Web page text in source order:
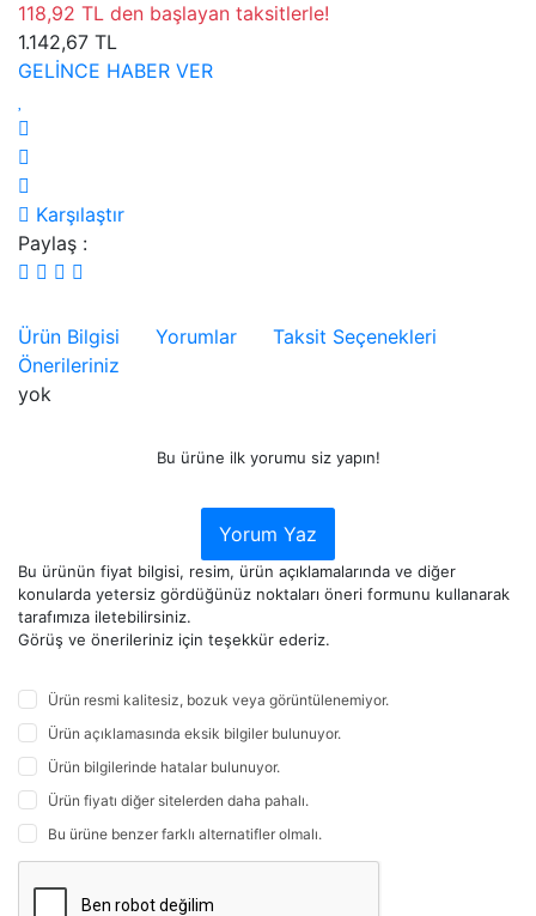
118,92 TL den başlayan taksitlerle!
1.142,67 TL
GELİNCE HABER VER
Karşılaştır
Paylaş :
Ürün Bilgisi Yorumlar
Taksit Seçenekleri
Önerileriniz
yok
Bu ürüne ilk yorumu siz yapın!
Yorum Yaz
Bu ürünün fiyat bilgisi, resim, ürün açıklamalarında ve diğer
konularda yetersiz gördüğünüz noktaları öneri formunu kullanarak
tarafımıza iletebilirsiniz.
Görüş ve önerileriniz için teşekkür ederiz.
Ürün resmi kalitesiz, bozuk veya görüntülenemiyor.
Ürün açıklamasında eksik bilgiler bulunuyor.
Ürün bilgilerinde hatalar bulunuyor.
Ürün fiyatı diğer sitelerden daha pahalı.
Bu ürüne benzer farklı alternatifler olmalı.